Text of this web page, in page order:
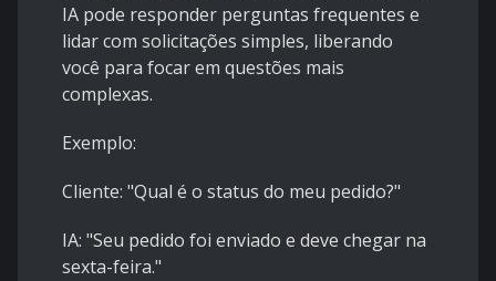
IA pode responder perguntas frequentes e
lidar com solicitações simples, liberando
você para focar em questões mais
complexas.
Exemplo:
Cliente: "Qual é o status do meu pedido?"
IA: "Seu pedido foi enviado e deve chegar na
sexta-feira."